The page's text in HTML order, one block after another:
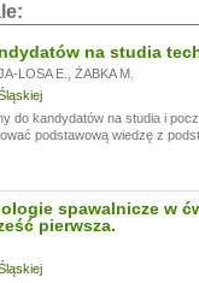
na studia
LOSA E.
ŻABKA M.
do kandydatów na studia i
podstawową wiedzę z
spawalnicze w
pierwsza.